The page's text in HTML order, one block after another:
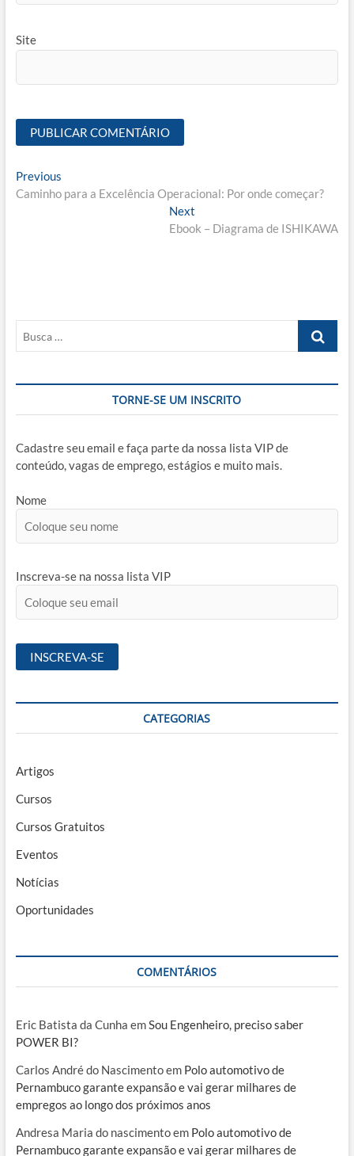
Site
Navegação
de
PreviousPrevious
post:
Caminho para a Excelência Operacional: Por onde começar?
Next
post:
Ebook – Diagrama de ISHIKAWA
Busca
TORNE-SE UM INSCRITO
Cadastre seu email e faça parte da nossa lista VIP de
conteúdo, vagas de emprego, estágios e muito mais.
Nome
Inscreva-se na nossa lista VIP
CATEGORIAS
Artigos
Cursos
Cursos Gratuitos
Eventos
Notícias
Oportunidades
COMENTÁRIOS
Eric Batista da Cunha emSou Engenheiro, preciso saber
POWER BI?
Carlos André do Nascimentoem Polo automotivo de
Pernambuco garante expansão e vai gerar milhares de
empregos ao longo dos próximos anos
Andresa Maria do nascimentoem Polo automotivo de
Pernambuco garante expansão e vai gerar milhares de